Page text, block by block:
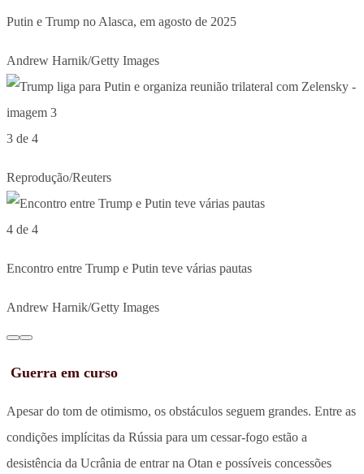
Putin e Trump no Alasca, em agosto de 2025
Andrew Harnik/Getty Images
3 de 4
Reprodução/Reuters
4 de 4
Encontro entre Trump e Putin teve várias pautas
Andrew Harnik/Getty Images
Guerra em curso
Apesar do tom de otimismo, os obstáculos seguem grandes. Entre as
condições implícitas da Rússia para um cessar-fogo estão a
desistência da Ucrânia de entrar na Otan e possíveis concessões